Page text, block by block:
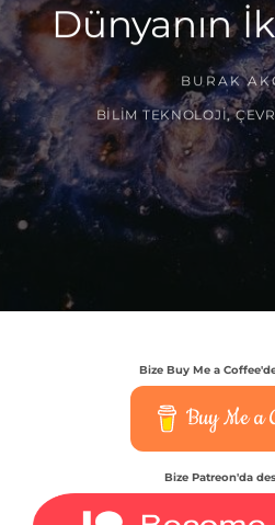
Dünyanın
BURAK
BILIM TEKNOLOJI,
Bize Buy Me a
Buy Me a
Bize Patreon'da